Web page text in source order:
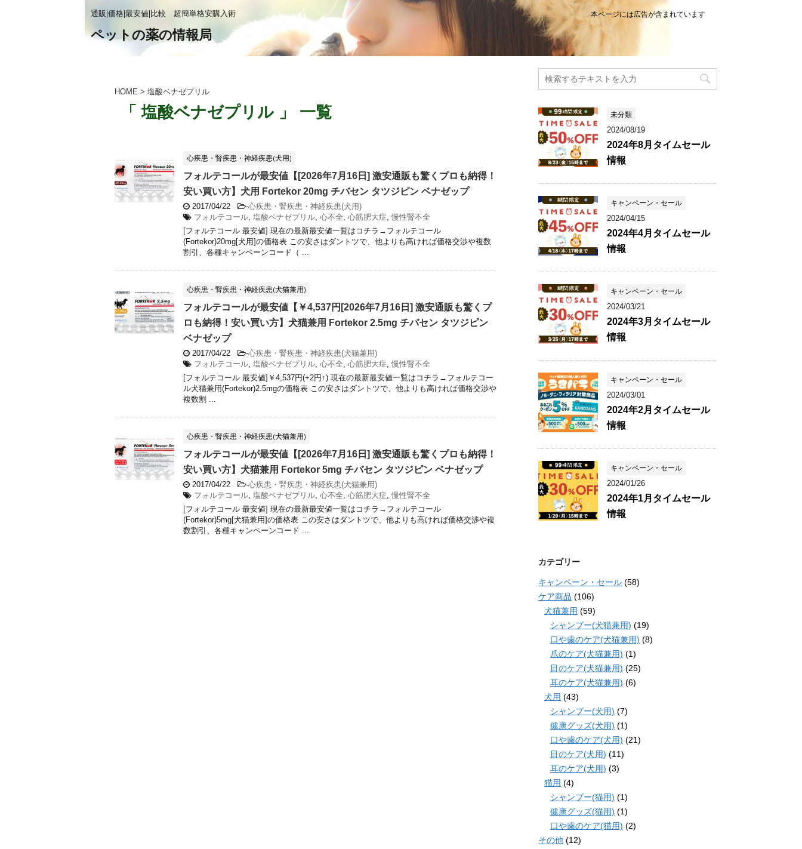
通販|価格|最安値|比較 超簡単格安購入術
ペットの薬の情報局
本ページには広告が含まれています
HOME > 塩酸ベナゼプリル
「 塩酸ベナゼプリル 」 一覧
心疾患・腎疾患・神経疾患(犬用)
フォルテコールが最安値【[2026年7月16日] 激安通販も驚くプロも納得！
安い買い方】犬用 Fortekor 20mg チバセン タツジピン ベナゼップ
2017/04/22 -心疾患・腎疾患・神経疾患(犬用)
フォルテコール, 塩酸ベナゼプリル, 心不全, 心筋肥大症, 慢性腎不全
[フォルテコール 最安値] 現在の最新最安値一覧はコチラ→フォルテコール
(Fortekor)20mg[犬用]の価格表 この安さはダントツで、他よりも高ければ価格交渉や複数
割引、各種キャンペーンコード（ ...
心疾患・腎疾患・神経疾患(犬猫兼用)
フォルテコールが最安値【￥4,537円[2026年7月16日] 激安通販も驚くプ
ロも納得！安い買い方】犬猫兼用 Fortekor 2.5mg チバセン タツジピン
ベナゼップ
2017/04/22 -心疾患・腎疾患・神経疾患(犬猫兼用)
フォルテコール, 塩酸ベナゼプリル, 心不全, 心筋肥大症, 慢性腎不全
[フォルテコール 最安値]￥4,537円(+2円↑) 現在の最新最安値一覧はコチラ→フォルテコー
ル犬猫兼用(Fortekor)2.5mgの価格表 この安さはダントツで、他よりも高ければ価格交渉や
複数割 ...
心疾患・腎疾患・神経疾患(犬猫兼用)
フォルテコールが最安値【[2026年7月16日] 激安通販も驚くプロも納得！
安い買い方】犬猫兼用 Fortekor 5mg チバセン タツジピン ベナゼップ
2017/04/22 -心疾患・腎疾患・神経疾患(犬猫兼用)
フォルテコール, 塩酸ベナゼプリル, 心不全, 心筋肥大症, 慢性腎不全
[フォルテコール 最安値] 現在の最新最安値一覧はコチラ→フォルテコール
(Fortekor)5mg[犬猫兼用]の価格表 この安さはダントツで、他よりも高ければ価格交渉や複
数割引、各種キャンペーンコード ...
未分類
2024/08/19
2024年8月タイムセール
情報
キャンペーン・セール
2024/04/15
2024年4月タイムセール
情報
キャンペーン・セール
2024/03/21
2024年3月タイムセール
情報
キャンペーン・セール
2024/03/01
2024年2月タイムセール
情報
キャンペーン・セール
2024/01/26
2024年1月タイムセール
情報
カテゴリー
キャンペーン・セール (58)
ケア商品 (106)
犬猫兼用 (59)
シャンプー(犬猫兼用) (19)
口や歯のケア(犬猫兼用) (8)
爪のケア(犬猫兼用) (1)
目のケア(犬猫兼用) (25)
耳のケア(犬猫兼用) (6)
犬用 (43)
シャンプー(犬用) (7)
健康グッズ(犬用) (1)
口や歯のケア(犬用) (21)
目のケア(犬用) (11)
耳のケア(犬用) (3)
猫用 (4)
シャンプー(猫用) (1)
健康グッズ(猫用) (1)
口や歯のケア(猫用) (2)
その他 (12)